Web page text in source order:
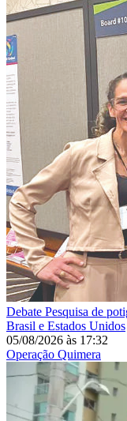
Debate Pesquisa de
Brasil e Estados Unidos
05/08/2026 às 17:32
Operação Quimera